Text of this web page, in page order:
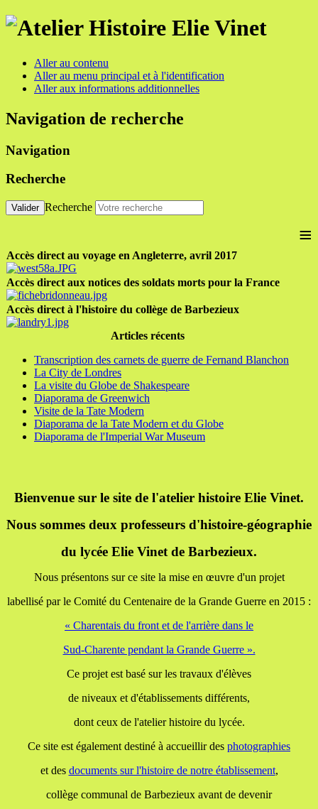
Aller au contenu
Aller au menu principal et à l'identification
Aller aux informations additionnelles
Navigation de recherche
Navigation
Recherche
Valider Recherche
≡
Accès direct au voyage en Angleterre, avril 2017
Accès direct aux notices des soldats morts pour la France
Accès direct à l'histoire du collège de Barbezieux
Articles récents
Transcription des carnets de guerre de Fernand Blanchon
La City de Londres
La visite du Globe de Shakespeare
Diaporama de Greenwich
Visite de la Tate Modern
Diaporama de la Tate Modern et du Globe
Diaporama de l'Imperial War Museum
Bienvenue sur le site de l'atelier histoire Elie Vinet.
Nous sommes deux professeurs d'histoire-géographie
du lycée Elie Vinet de Barbezieux.
Nous présentons sur ce site la mise en œuvre d'un projet
labellisé par le Comité du Centenaire de la Grande Guerre en 2015 :
« Charentais du front et de l'arrière dans le
Sud-Charente pendant la Grande Guerre ».
Ce projet est basé sur les travaux d'élèves
de niveaux et d'établissements différents,
dont ceux de l'atelier histoire du lycée.
Ce site est également destiné à accueillir des photographies
et des documents sur l'histoire de notre établissement,
collège communal de Barbezieux avant de devenir